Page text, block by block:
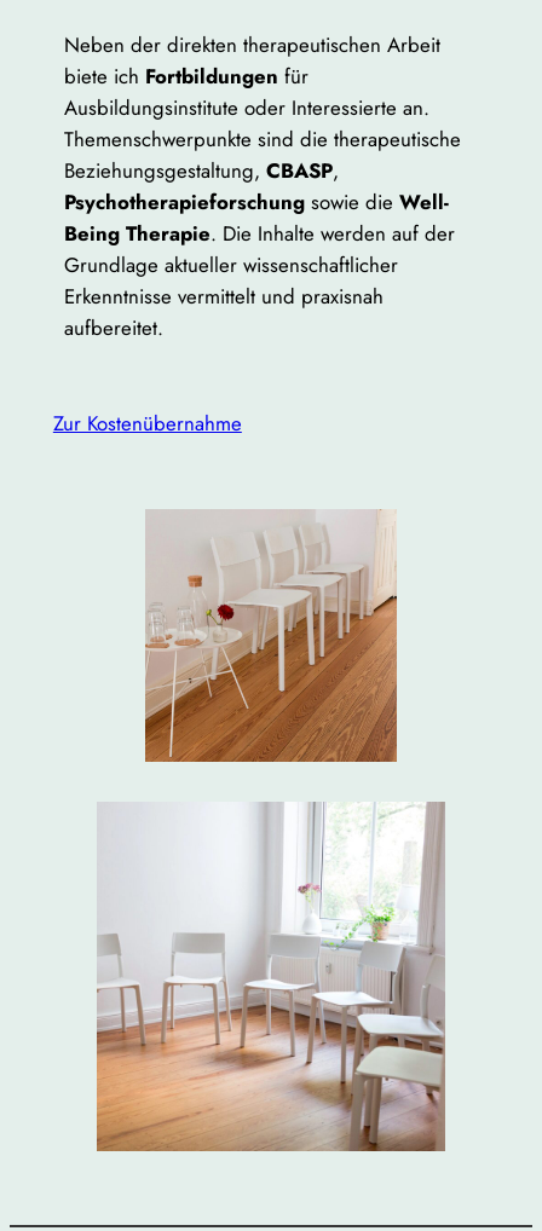
Neben der direkten therapeutischen Arbeit
biete ich Fortbildungen für
Ausbildungsinstitute oder Interessierte an.
Themenschwerpunkte sind die therapeutische
Beziehungsgestaltung, CBASP,
Psychotherapieforschungsowie die Well-
Being Therapie. Die Inhalte werden auf der
Grundlage aktueller wissenschaftlicher
Erkenntnisse vermittelt und praxisnah
aufbereitet.
Zur Kostenübernahme